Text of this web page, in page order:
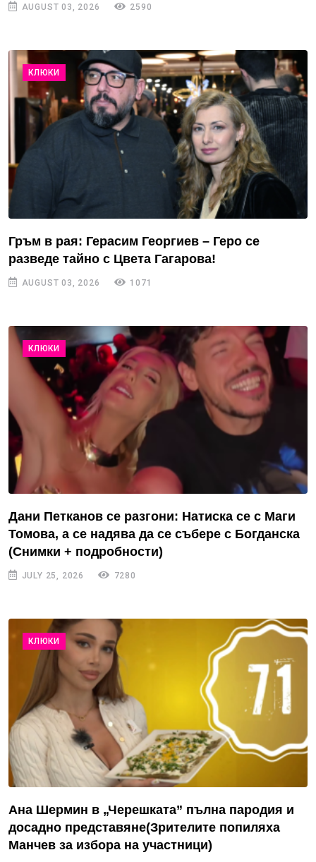
AUGUST 03, 2026 2590
КЛЮКИ
Гръм в рая: Герасим Георгиев – Геро се
разведе тайно с Цвета Гагарова!
AUGUST 03, 2026 1071
КЛЮКИ
Дани Петканов се разгони: Натиска се с Маги
Томова, а се надява да се събере с Богданска
(Снимки + подробности)
JULY 25, 2026 7280
КЛЮКИ
Ана Шермин в „Черешката” пълна пародия и
досадно представяне(Зрителите попиляха
Манчев за избора на участници)